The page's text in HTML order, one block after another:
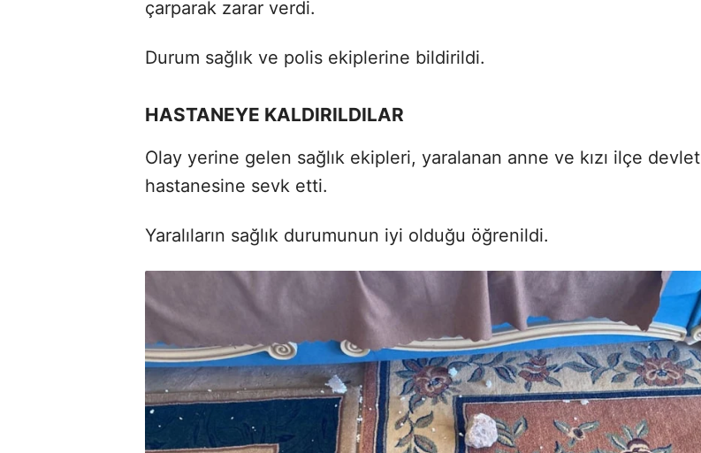
çarparak zarar verdi.
Durum sağlık ve polis ekiplerine bildirildi.
HASTANEYE KALDIRILDILAR
Olay yerine gelen sağlık ekipleri, yaralanan anne ve kızı ilçe devlet
hastanesine sevk etti.
Yaralıların sağlık durumunun iyi olduğu öğrenildi.